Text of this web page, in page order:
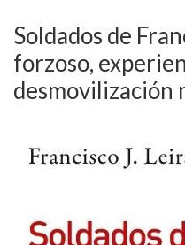
Soldados de
forzoso,
desmovilización